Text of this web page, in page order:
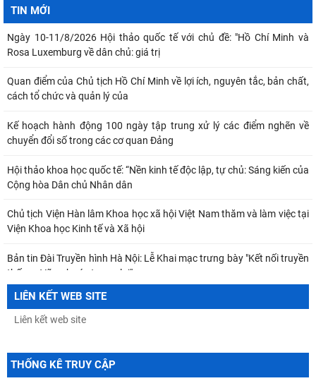
TIN MỚI
Ngày 10-11/8/2026 Hội thảo quốc tế với chủ đề: "Hồ Chí Minh và
Rosa Luxemburg về dân chủ: giá trị
Quan điểm của Chủ tịch Hồ Chí Minh về lợi ích, nguyên tắc, bản chất,
cách tổ chức và quản lý của
Kế hoạch hành động 100 ngày tập trung xử lý các điểm nghẽn về
chuyển đổi số trong các cơ quan Đảng
Hội thảo khoa học quốc tế: “Nền kinh tế độc lập, tự chủ: Sáng kiến của
Cộng hòa Dân chủ Nhân dân
Chủ tịch Viện Hàn lâm Khoa học xã hội Việt Nam thăm và làm việc tại
Viện Khoa học Kinh tế và Xã hội
Bản tin Đài Truyền hình Hà Nội: Lễ Khai mạc trưng bày "Kết nối truyền
thống - Vững bước tương lai"
Thông báo Kết luận của đồng chí Tổng Bí thư, Chủ tịch nước Tô Lâm
tại Phiên họp Ban Chỉ đạo Trung
TỪ QUAN NIỆM CỦA C.MÁC VỀ CÔNG BẰNG PHÂN PHỐI ĐẾN
LIÊN KẾT WEB SITE
THỐNG KÊ TRUY CẬP